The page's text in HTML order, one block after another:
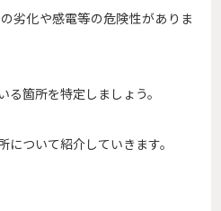
劣化や感電等の危険性がありま
る箇所を特定しましょう。
ついて紹介していきます。